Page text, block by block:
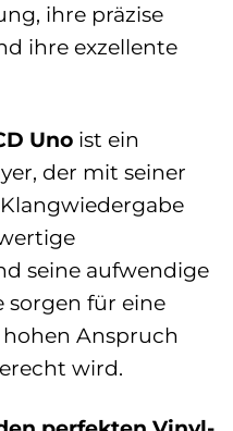
ihre präzise
ihre exzellente
Uno ist ein
der mit seiner
seine aufwendige
sorgen für eine
Anspruch
wird.